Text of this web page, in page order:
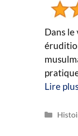
Dans
Lire